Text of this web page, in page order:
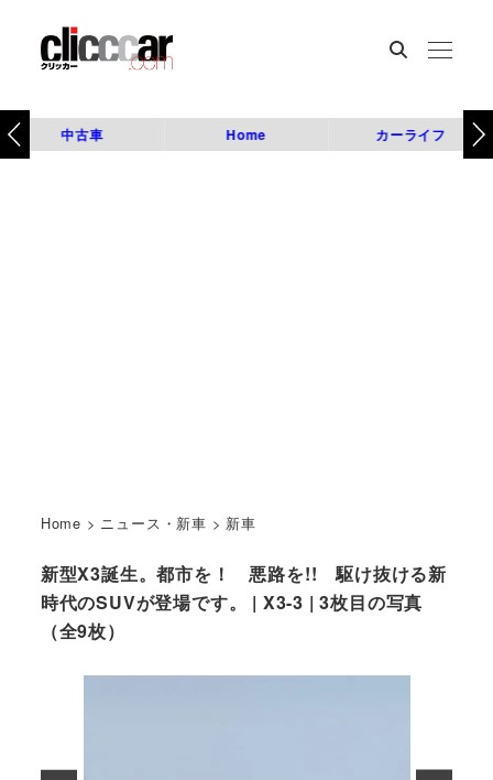
中古車 Home カーライフ
Home > ニュース・新車 > 新車
新型X3誕生。都市を！ 悪路を!! 駆け抜ける新
時代のSUVが登場です。 | X3-3 | 3枚目の写真
（全9枚）